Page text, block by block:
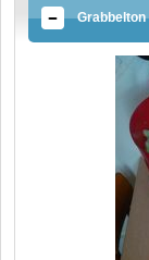
Grabbelton